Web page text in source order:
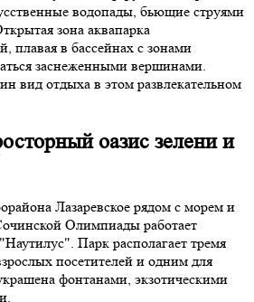
водопады, бьющие струями
зона аквапарка
плавая в бассейнах с зонами
заснеженными вершинами.
вид отдыха в этом развлекательном
оазис зелени и
Лазаревское рядом с морем и
Олимпиады работает
Парк располагает тремя
посетителей и одним для
фонтанами, экзотическими